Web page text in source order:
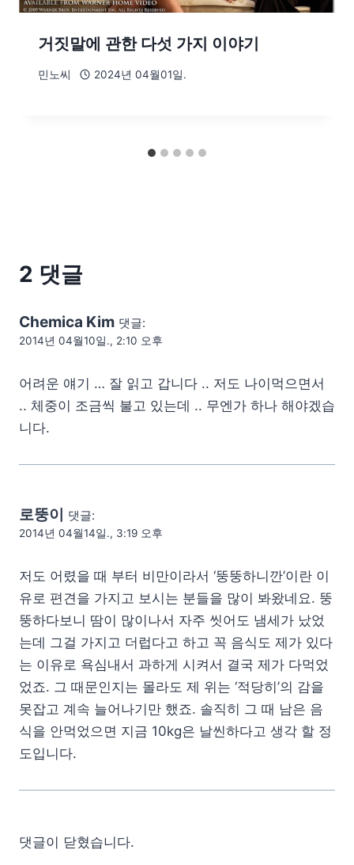
거짓말에 관한 다섯 가지 이야기
민노씨 2024년 04월01일.
2 댓글
Chemica Kim 댓글:
2014년 04월10일., 2:10 오후
어려운 얘기 … 잘 읽고 갑니다 .. 저도 나이먹으면서
.. 체중이 조금씩 불고 있는데 .. 무엔가 하나 해야겠습
니다.
로뚱이 댓글:
2014년 04월14일., 3:19 오후
저도 어렸을 때 부터 비만이라서 ‘뚱뚱하니깐’이란 이
유로 편견을 가지고 보시는 분들을 많이 봐왔네요. 뚱
뚱하다보니 땀이 많이나서 자주 씻어도 냄세가 났었
는데 그걸 가지고 더럽다고 하고 꼭 음식도 제가 있다
는 이유로 욕심내서 과하게 시켜서 결국 제가 다먹었
었죠. 그 때문인지는 몰라도 제 위는 ‘적당히’의 감을
못잡고 계속 늘어나기만 했죠. 솔직히 그 때 남은 음
식을 안먹었으면 지금 10kg은 날씬하다고 생각 할 정
도입니다.
댓글이 닫혔습니다.